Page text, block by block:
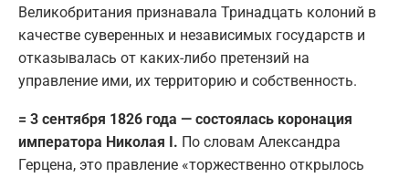
Великобритания признавала Тринадцать колоний в
качестве суверенных и независимых государств и
отказывалась от каких-либо претензий на
управление ими, их территорию и собственность.
= 3 сентября 1826 года — состоялась коронация
императора Николая I. По словам Александра
Герцена, это правление «торжественно открылось